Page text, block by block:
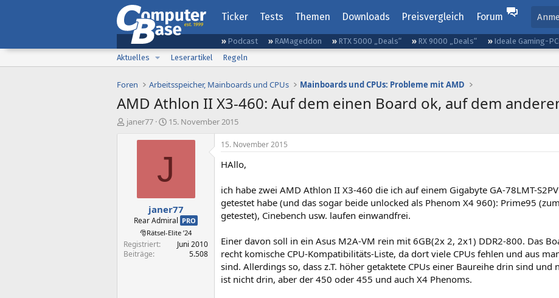
Ticker Tests Themen Downloads Preisvergleich Forum
Podcast RAMageddon RTX 5000 „Deals“ RX 9000 „Deals“ Ideale Gaming-
Aktuelles
Leserartikel Regeln
Foren Arbeitsspeicher, Mainboards und CPUs Mainboards und CPUs: Probleme mit AMD
AMD Athlon II X3-460: Auf dem einen Board ok, auf dem
E
janer77
E
s
l
t
a
m
15. November 2015
J
janer77
Rear Admiral PRO
🎅Rätsel-Elite ’24
Registriert
Juni 2010
Beiträge
5.508
15. November 2015
HAllo,
ich habe zwei AMD Athlon II X3-460 die ich auf einem Gigabyte GA-78LMT-
getestet habe (und das sogar beide unlocked als Phenom X4 960): Prime95
getestet), Cinebench usw. laufen einwandfrei.
Einer davon soll in ein Asus M2A-VM rein mit 6GB(2x 2, 2x1) DDR2-800. Das
recht komische CPU-Kompatibilitäts-Liste, da dort viele CPUs fehlen und aus
sind. Allerdings so, dass z.T. höher getaktete CPUs einer Baureihe drin sind und
ist nicht drin, aber der 450 oder 455 und auch X4 Phenoms.